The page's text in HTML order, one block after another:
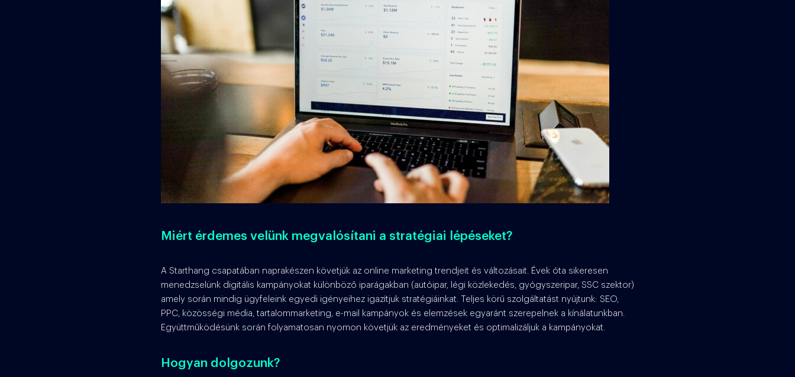
Miért érdemes velünk megvalósítani a stratégiai lépéseket?
A Starthang csapatában naprakészen követjük az online marketing trendjeit és változásait. Évek óta sikeresen
menedzselünk digitális kampányokat különböző iparágakban (autóipar, légi közlekedés, gyógyszeripar, SSC szektor)
amely során mindig ügyfeleink egyedi igényeihez igazítjuk stratégiáinkat. Teljes körű szolgáltatást nyújtunk: SEO,
PPC, közösségi média, tartalommarketing, e-mail kampányok és elemzések egyaránt szerepelnek a kínálatunkban.
Együttműködésünk során folyamatosan nyomon követjük az eredményeket és optimalizáljuk a kampányokat.
Hogyan dolgozunk?